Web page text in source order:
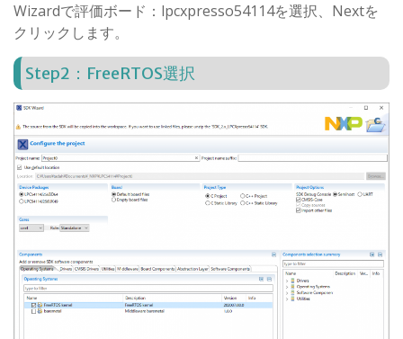
Wizardで評価ボード：lpcxpresso54114を選択、Nextを
クリックします。
Step2：FreeRTOS選択